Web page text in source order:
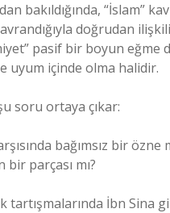
bakıldığında, “İslam”
doğrudan
pasif bir boyun eğme
uyum içinde olma halidir.
soru ortaya çıkar:
bağımsız bir özne
parçası mı?
tartışmalarında İbn Sina